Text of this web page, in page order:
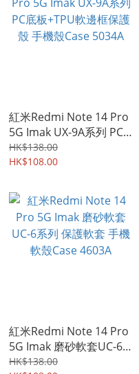
紅米Redmi Note 14 Pro
5G Imak UX-9A系列 PC
底板+TPU軟邊框保護殼
手機殼Case 5034A
HK$138.00
HK$108.00
紅米Redmi Note 14 Pro
5G Imak 磨砂軟套UC-6
系列 保護軟套 手機軟殼
HK$138.00